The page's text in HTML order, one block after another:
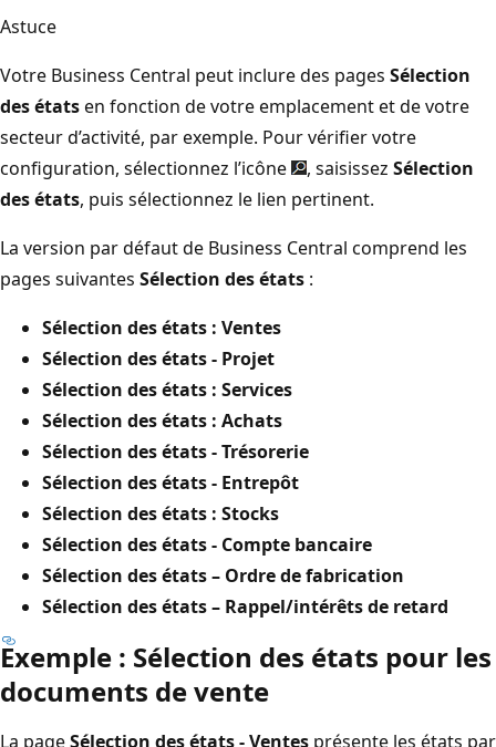
Astuce
Votre Business Central peut inclure des pages Sélection
des étatsen fonction de votre emplacement et de votre
secteur d’activité, par exemple. Pour vérifier votre
configuration, sélectionnez l’icône
, saisissez Sélection
des états, puis sélectionnez le lien pertinent.
La version par défaut de Business Central comprend les
pages suivantes Sélection des états :
Sélection des états : Ventes
Sélection des états - Projet
Sélection des états : Services
Sélection des états : Achats
Sélection des états - Trésorerie
Sélection des états - Entrepôt
Sélection des états : Stocks
Sélection des états - Compte bancaire
Sélection des états – Ordre de fabrication
Sélection des états – Rappel/intérêts de retard
Exemple : Sélection des états pour les
documents de vente
La pageSélection des états - Ventes présente les états par